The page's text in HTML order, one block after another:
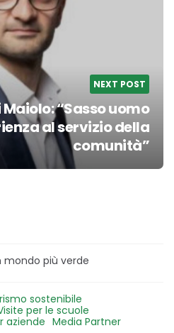
NEXT POST
“Sasso uomo
al servizio della
comunità”
mondo più verde
sostenibile
per le scuole
aziende Media Partner